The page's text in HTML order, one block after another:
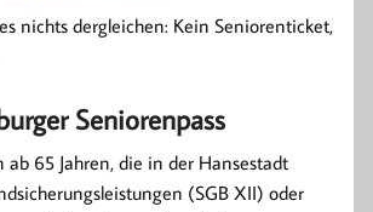
nichts dergleichen: Kein Seniorenticket,
Seniorenpass
ab 65 Jahren, die in der Hansestadt
(SGB XII) oder